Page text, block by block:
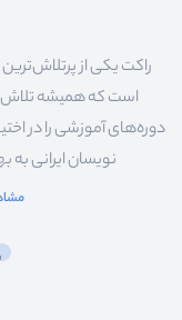
راکت یکی از
است که همیشه تلاش
دوره‌های آموزشی را در
نویسان ایرانی